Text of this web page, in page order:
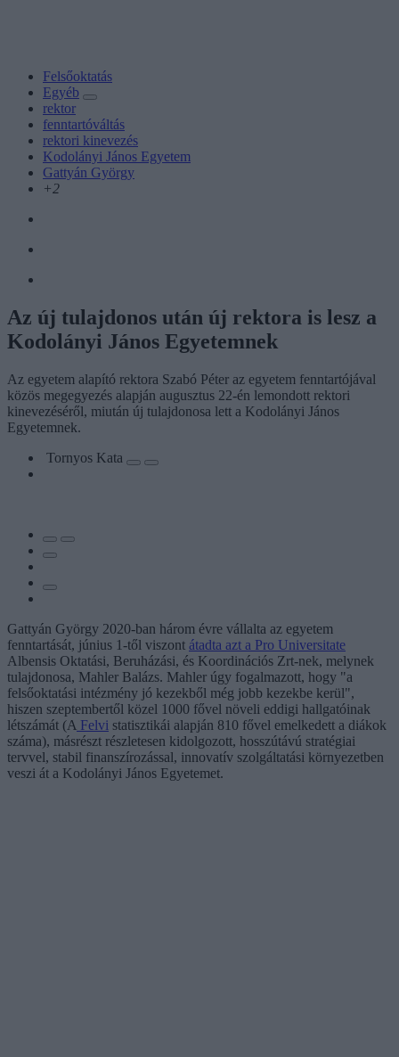
Felsőoktatás
Egyéb
rektor
fenntartóváltás
rektori kinevezés
Kodolányi János Egyetem
Gattyán György
+2
Az új tulajdonos után új rektora is lesz a
Kodolányi János Egyetemnek
Az egyetem alapító rektora Szabó Péter az egyetem fenntartójával
közös megegyezés alapján augusztus 22-én lemondott rektori
kinevezéséről, miután új tulajdonosa lett a Kodolányi János
Egyetemnek.
Tornyos Kata
Gattyán György 2020-ban három évre vállalta az egyetem
fenntartását, június 1-től viszont átadta azt a Pro Universitate
Albensis Oktatási, Beruházási, és Koordinációs Zrt-nek, melynek
tulajdonosa, Mahler Balázs. Mahler úgy fogalmazott, hogy "a
felsőoktatási intézmény jó kezekből még jobb kezekbe kerül",
hiszen szeptembertől közel 1000 fővel növeli eddigi hallgatóinak
létszámát (A Felvi statisztikái alapján 810 fővel emelkedett a diákok
száma), másrészt részletesen kidolgozott, hosszútávú stratégiai
tervvel, stabil finanszírozással, innovatív szolgáltatási környezetben
veszi át a Kodolányi János Egyetemet.